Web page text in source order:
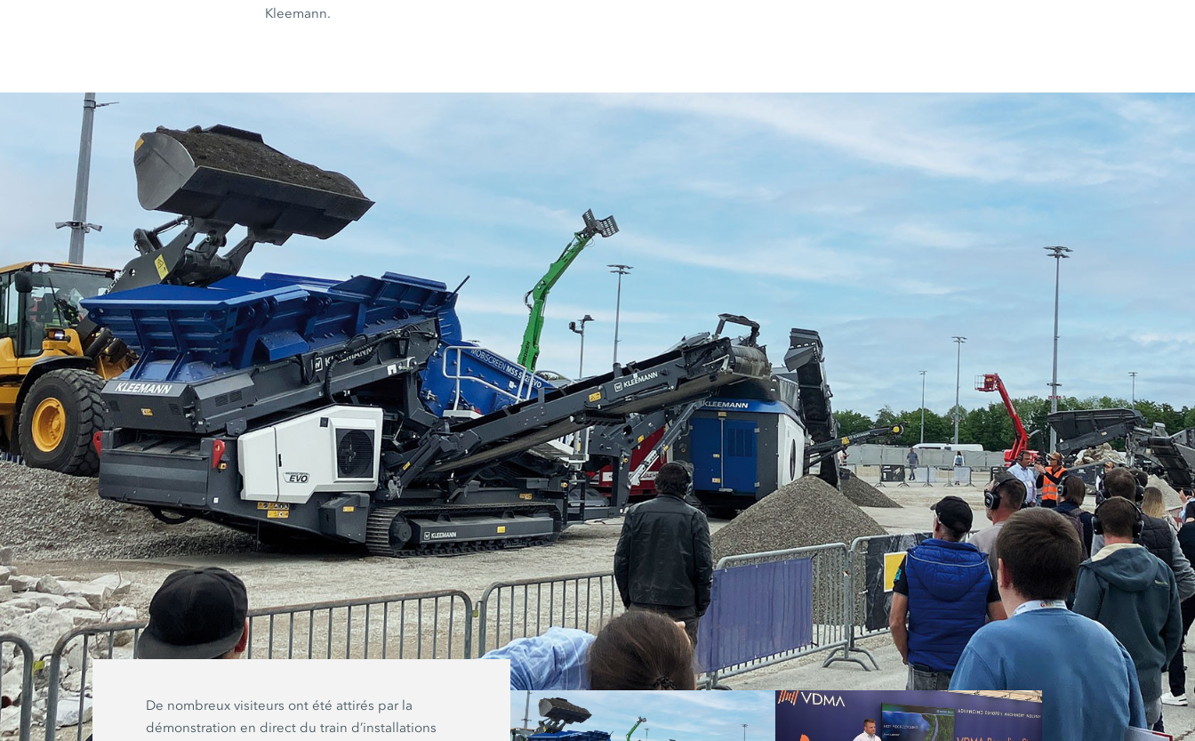
Kleemann.
De nombreux visiteurs ont été attirés par la
démonstration en direct du train d’installations
Frank Lebender, l’expert en applications de
Kleemann, a donné au Recyclage Stage une